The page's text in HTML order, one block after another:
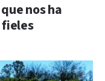
nos ha
fieles